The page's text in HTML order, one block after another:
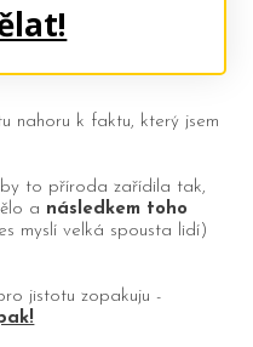
nahoru k faktu, který jsem
to příroda zařídila tak,
a následkem toho
myslí velká spousta lidí)
jistotu zopakuju -